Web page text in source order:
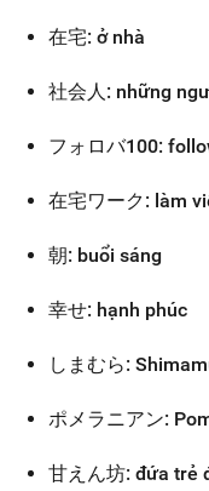
在宅: ở nhà
社会人: những
フォロバ100:
在宅ワーク: làm
朝: buổi sáng
幸せ: hạnh phúc
しまむら:
ポメラニアン:
甘えん坊: đứa trẻ